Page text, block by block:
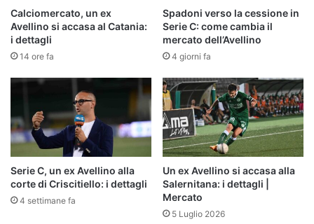
Calciomercato, un ex
Avellino si accasa al Catania:
i dettagli
14 ore fa
Spadoni verso la cessione in
Serie C: come cambia il
mercato dell’Avellino
4 giorni fa
Serie C, un ex Avellino alla
corte di Criscitiello: i dettagli
4 settimane fa
Un ex Avellino si accasa alla
Salernitana: i dettagli |
Mercato
5 Luglio 2026